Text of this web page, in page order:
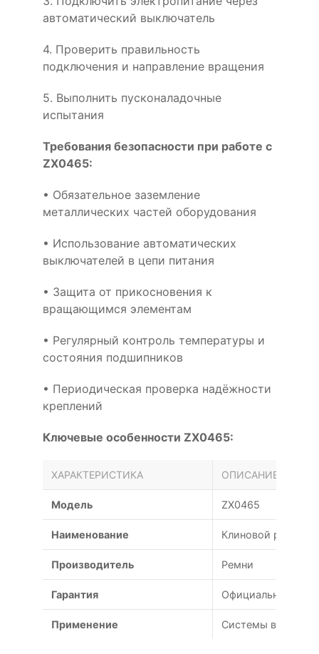
автоматический выключатель
4. Проверить правильность
подключения и направление вращения
5. Выполнить пусконаладочные
испытания
Требования безопасности при работе с
ZX0465:
• Обязательное заземление
металлических частей оборудования
• Использование автоматических
выключателей в цепи питания
• Защита от прикосновения к
вращающимся элементам
• Регулярный контроль температуры и
состояния подшипников
• Периодическая проверка надёжности
креплений
Ключевые особенности ZX0465:
ХАРАКТЕРИСТИКА ОПИСАНИЕ
Модель ZX0465
Наименование Клиновой ремень
Производитель Ремни
Гарантия Официальная
Применение Системы